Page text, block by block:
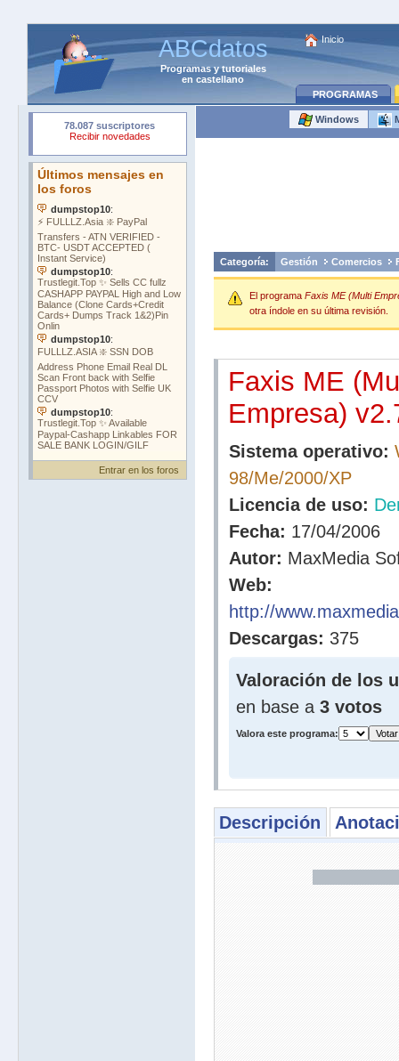
ABCdatos
Programasytutoriales
en castellano
Inicio
PROGRAMAS
Entrar en los foros
Windows
Categoría: Gestión Comercios
El programa Faxis ME (Multi
otra índole en su última revisión.
Faxis ME
Empresa)
Sistema operativo:
98/Me/2000/XP
Licencia de uso:
Fecha: 17/04/2006
Autor: MaxMedia
Web:
http://
Descargas: 375
Valoración de los
en base a 3 votos
Valora este programa:
Descripción